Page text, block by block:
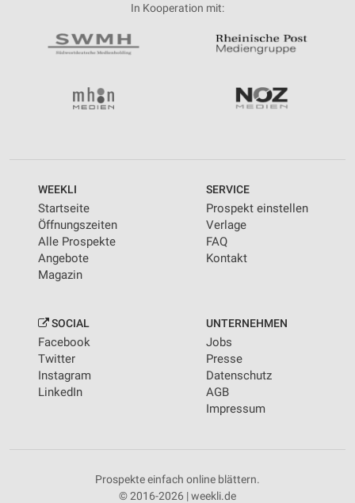
In Kooperation mit:
WEEKLI
Startseite
Öffnungszeiten
Alle Prospekte
Angebote
Magazin
SERVICE
Prospekt einstellen
Verlage
FAQ
Kontakt
SOCIAL
Facebook
Twitter
Instagram
LinkedIn
UNTERNEHMEN
Jobs
Presse
Datenschutz
AGB
Impressum
Prospekte einfach online blättern.
© 2016-2026 | weekli.de